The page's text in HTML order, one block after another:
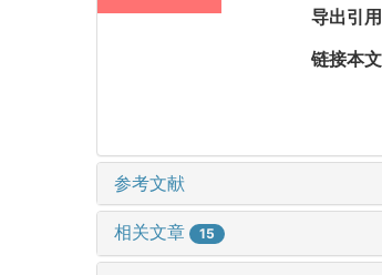
导出引
链接本
参考文献
相关文章 15